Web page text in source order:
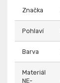
Značka
Pohlaví
Barva
Materiál
NE-